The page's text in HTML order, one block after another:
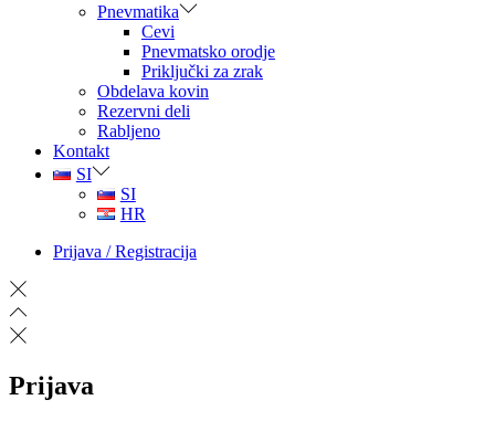
Pnevmatika
Cevi
Pnevmatsko orodje
Priključki za zrak
Obdelava kovin
Rezervni deli
Rabljeno
Kontakt
SI
SI
HR
Prijava / Registracija
Prijava